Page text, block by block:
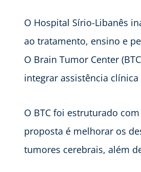
O Hospital Sírio-Libanês
ao tratamento, ensino e
O Brain Tumor Center
integrar assistência
O BTC foi estruturado
proposta é melhorar os
tumores cerebrais, além